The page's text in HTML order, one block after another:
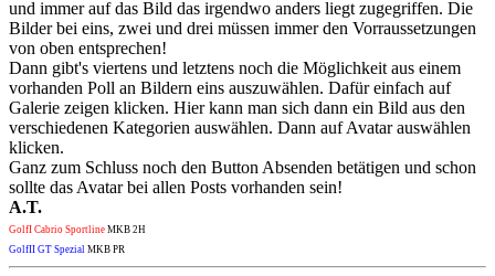
und immer auf das Bild das irgendwo anders liegt zugegriffen. Die
Bilder bei eins, zwei und drei müssen immer den Vorraussetzungen
von oben entsprechen!
Dann gibt's viertens und letztens noch die Möglichkeit aus einem
vorhanden Poll an Bildern eins auszuwählen. Dafür einfach auf
Galerie zeigen klicken. Hier kann man sich dann ein Bild aus den
verschiedenen Kategorien auswählen. Dann auf Avatar auswählen
klicken.
Ganz zum Schluss noch den Button Absenden betätigen und schon
sollte das Avatar bei allen Posts vorhanden sein!
A.T.
GolfI Cabrio Sportline MKB 2H
GolfII GT Spezial MKB PR